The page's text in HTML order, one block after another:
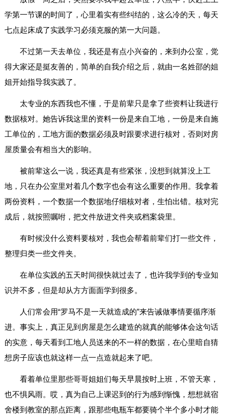
学第一节课的时间了，心里着实有些纠结的，这么冷的天，每天
七点起床成了实践学习必须克服的第一大问题。
不过第一天去单位，我还是有点小兴奋的，来到办公室，觉
得大家还是挺友善的，简单的自我介绍之后，就由一名姓邵的姐
姐开始指导我实践了。
太专业的东西我也不懂，于是前辈只是拿了些资料让我进行
数据核对。她告诉我这里的资料一份是来自工地，一份是来自施
工单位的，工地方面的数据必须及时跟要求进行核对，否则对房
屋质量会有相当大的影响。
被前辈这么一说，我还真是有些紧张，没想到就算没上工
地，只在办公室里对着几个数字也会有这么重要的作用。我拿着
两份资料，一个数据一个数据地仔细核对者，生怕出错。核对完
成后，就按照嘱咐，把文件放进文件夹或档案袋里。
有时候没什么资料要核对，我也会帮着前辈们打一些文件，
整理归类一些文件夹。
在单位实践的五天时间很快就过去了，也许我学到的专业知
识并不多，但是却从方方面面学到很多。
人们常会用“罗马不是一天就造成的”来告诫做事情要循序渐
进。事实上，真正见到房屋是怎么建造的就真的能够体会这句话
的实意，每天看到工地人员送来的不一样的数据，在心里暗自猜
想房子应该也就这样一点一点造就起来了吧。
看着单位里那些哥哥姐姐们每天早晨按时上班，不管天寒，
也不惧风雨。哎，真为自己上课迟到的行为感到惭愧，想想就宿
舍楼到教室的那点距离，跟那些电瓶车都要骑个半个多小时才能